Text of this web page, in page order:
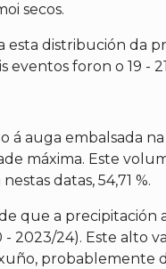
secos.
esta distribución da
eventos foron o 19 -
á auga embalsada
máxima. Este
datas, 54,71 %.
que a precipitación
- 2023/24). Este alto
probablemente